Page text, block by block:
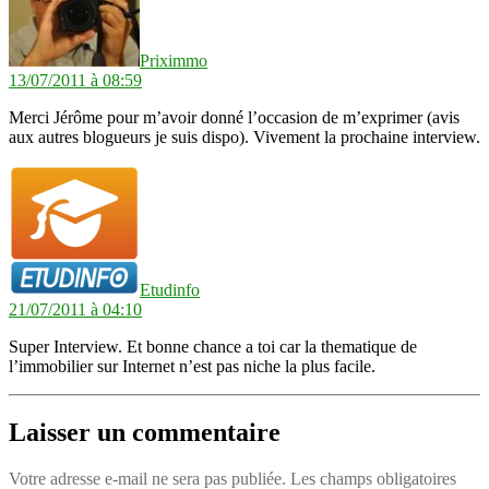
Priximmo
13/07/2011 à 08:59
Merci Jérôme pour m’avoir donné l’occasion de m’exprimer (avis
aux autres blogueurs je suis dispo). Vivement la prochaine interview.
Etudinfo
21/07/2011 à 04:10
Super Interview. Et bonne chance a toi car la thematique de
l’immobilier sur Internet n’est pas niche la plus facile.
Laisser un commentaire
Votre adresse e-mail ne sera pas publiée. Les champs obligatoires